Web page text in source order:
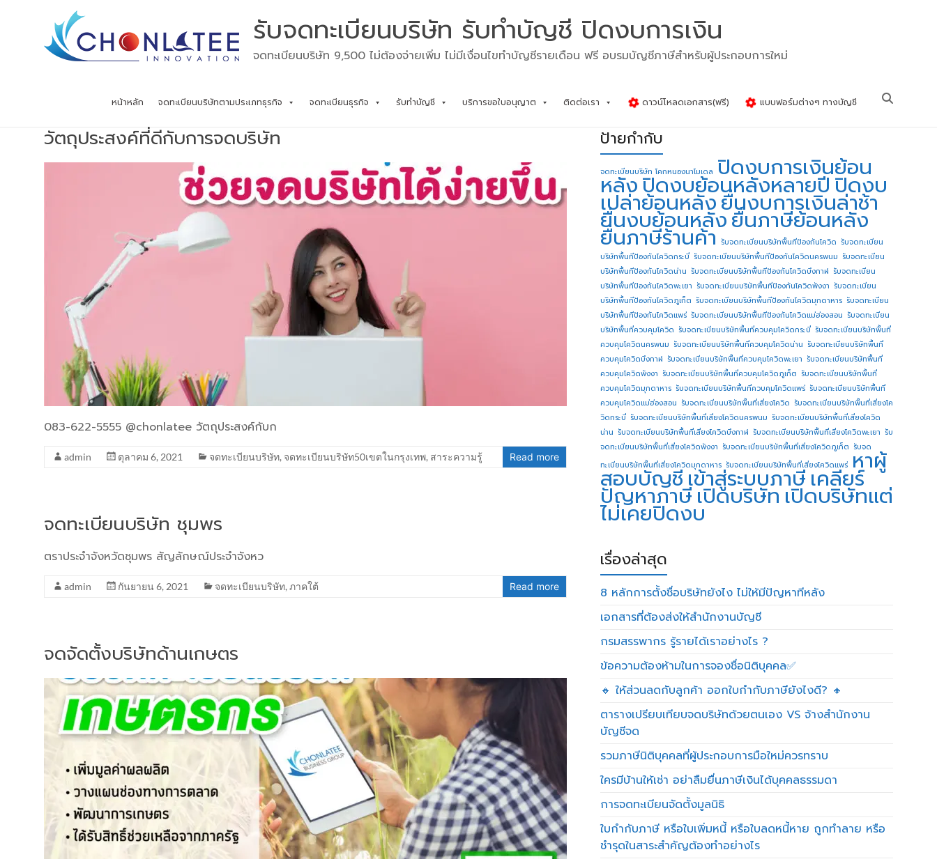
รับจดทะเบียนบริษัท รับทำบัญชี ปิดงบการเงิน
จดทะเบียนบริษัท 9,500 ไม่ต้องจ่ายเพิ่ม ไม่มีเงื่อนไขทำบัญชีรายเดือน ฟรี อบรมบัญชีภาษีสำหรับผู้ประกอบการใหม่
หน้าหลัก จดทะเบียนบริษัทตามประเภทธุรกิจ จดทะเบียนธุรกิจ รับทำบัญชี บริการขอใบอนุญาต ติดต่อเรา ดาวน์โหลดเอกสาร(ฟรี) แบบฟอร์มต่างๆ ทางบัญชี
วัตถุประสงค์ที่ดีกับการจดบริษัท
083-622-5555 @chonlatee วัตถุประสงค์กับก
admin ตุลาคม 6, 2021 จดทะเบียนบริษัท, จดทะเบียนบริษัท50เขตในกรุงเทพ, สาระความรู้ Read more
จดทะเบียนบริษัท ชุมพร
ตราประจำจังหวัดชุมพร สัญลักษณ์ประจำจังหว
admin กันยายน 6, 2021 จดทะเบียนบริษัท, ภาคใต้ Read more
จดจัดตั้งบริษัทด้านเกษตร
ป้ายกำกับ
จดทะเบียนบริษัท โคกหนองนาโมเดล ปิดงบการเงินย้อน
หลังปิดงบย้อนหลังหลายปี ปิดงบ
เปล่าย้อนหลังยื่นงบการเงินล่าช้า
ยื่นงบย้อนหลังยื่นภาษีย้อนหลัง
ยื่นภาษีร้านค้า รับจดทะเบียนบริษัทพื้นทีป้องกันโควิด รับจดทะเบียน
บริษัทพื้นทีป้องกันโควิดกระบี่ รับจดทะเบียนบริษัทพื้นทีป้องกันโควิดนครพนม รับจดทะเบียน
บริษัทพื้นทีป้องกันโควิดน่าน รับจดทะเบียนบริษัทพื้นทีป้องกันโควิดบึงกาฬ รับจดทะเบียน
บริษัทพื้นทีป้องกันโควิดพะเยา รับจดทะเบียนบริษัทพื้นทีป้องกันโควิดพังงา รับจดทะเบียน
บริษัทพื้นทีป้องกันโควิดภูเก็ต รับจดทะเบียนบริษัทพื้นทีป้องกันโควิดมุกดาหาร รับจดทะเบียน
บริษัทพื้นทีป้องกันโควิดแพร่ รับจดทะเบียนบริษัทพื้นทีป้องกันโควิดแม่ฮ่องสอน รับจดทะเบียน
บริษัทพื้นที่ควบคุมโควิด รับจดทะเบียนบริษัทพื้นที่ควบคุมโควิดกระบี่ รับจดทะเบียนบริษัทพื้นที่
ควบคุมโควิดนครพนม รับจดทะเบียนบริษัทพื้นที่ควบคุมโควิดน่าน รับจดทะเบียนบริษัทพื้นที่
ควบคุมโควิดบึงกาฬ รับจดทะเบียนบริษัทพื้นที่ควบคุมโควิดพะเยา รับจดทะเบียนบริษัทพื้นที่
ควบคุมโควิดพังงา รับจดทะเบียนบริษัทพื้นที่ควบคุมโควิดภูเก็ต รับจดทะเบียนบริษัทพื้นที่
ควบคุมโควิดมุกดาหาร รับจดทะเบียนบริษัทพื้นที่ควบคุมโควิดแพร่ รับจดทะเบียนบริษัทพื้นที่
ควบคุมโควิดแม่ฮ่องสอน รับจดทะเบียนบริษัทพื้นที่เสี่ยงโควิด รับจดทะเบียนบริษัทพื้นที่เสี่ยงโค
วิดกระบี่ รับจดทะเบียนบริษัทพื้นที่เสี่ยงโควิดนครพนม รับจดทะเบียนบริษัทพื้นที่เสี่ยงโควิด
น่าน รับจดทะเบียนบริษัทพื้นที่เสี่ยงโควิดบึงกาฬ รับจดทะเบียนบริษัทพื้นที่เสี่ยงโควิดพะเยา รับ
จดทะเบียนบริษัทพื้นที่เสี่ยงโควิดพังงา รับจดทะเบียนบริษัทพื้นที่เสี่ยงโควิดภูเก็ต รับจด
ทะเบียนบริษัทพื้นที่เสี่ยงโควิดมุกดาหาร รับจดทะเบียนบริษัทพื้นที่เสี่ยงโควิดแพร่ หาผู้
สอบบัญชี เข้าสู่ระบบภาษี เคลียร์
ปัญหาภาษีเปิดบริษัทเปิดบริษัทแต่
ไม่เคยปิดงบ
เรื่องล่าสุด
8 หลักการตั้งชื่อบริษัทยังไง ไม่ให้มีปัญหาทีหลัง
เอกสารที่ต้องส่งให้สำนักงานบัญชี
กรมสรรพากร รู้รายได้เราอย่างไร ?
ข้อความต้องห้ามในการจองชื่อนิติบุคคล✅
🔸 ให้ส่วนลดกับลูกค้า ออกใบกำกับภาษียังไงดี? 🔸
ตารางเปรียบเทียบจดบริษัทด้วยตนเอง VS จ้างสำนักงาน
บัญชีจด
รวมภาษีนิติบุคคลที่ผู้ประกอบการมือใหม่ควรทราบ
ใครมีบ้านให้เช่า อย่าลืมยื่นภาษีเงินได้บุคคลธรรมดา
การจดทะเบียนจัดตั้งมูลนิธิ
ใบกำกับภาษี หรือใบเพิ่มหนี้ หรือใบลดหนี้หาย ถูกทำลาย หรือ
ชำรุดในสาระสำคัญต้องทำอย่างไร